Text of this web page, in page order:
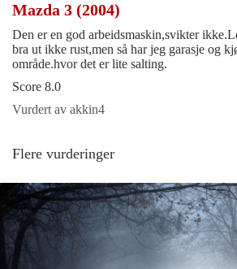
Mazda 3 (2004)
Den er en god arbeidsmaskin,svikter
bra ut ikke rust,men så har jeg garasje og
område.hvor det er lite salting.
Score 8.0
Vurdert av akkin4
Flere vurderinger